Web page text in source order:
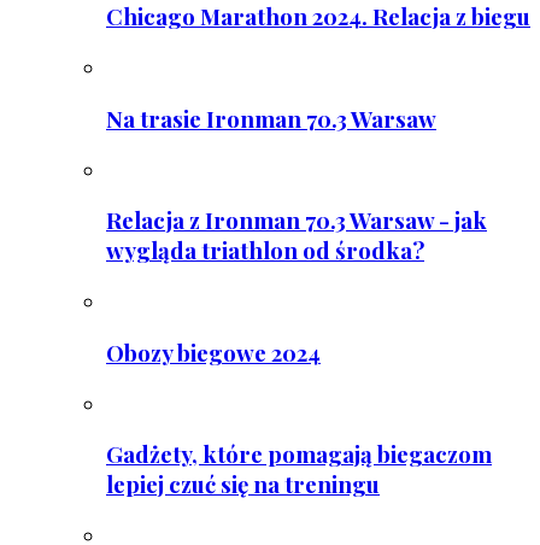
Chicago Marathon 2024. Relacja z biegu
Na trasie Ironman 70.3 Warsaw
Relacja z Ironman 70.3 Warsaw - jak
wygląda triathlon od środka?
Obozy biegowe 2024
Gadżety, które pomagają biegaczom
lepiej czuć się na treningu